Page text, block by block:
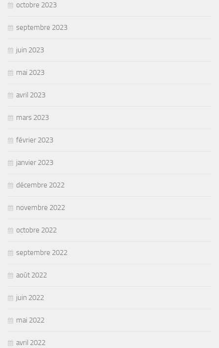
octobre 2023
septembre 2023
juin 2023
mai 2023
avril 2023
mars 2023
février 2023
janvier 2023
décembre 2022
novembre 2022
octobre 2022
septembre 2022
août 2022
juin 2022
mai 2022
avril 2022